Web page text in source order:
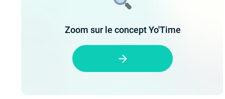
Zoom sur le concept Yo'Time